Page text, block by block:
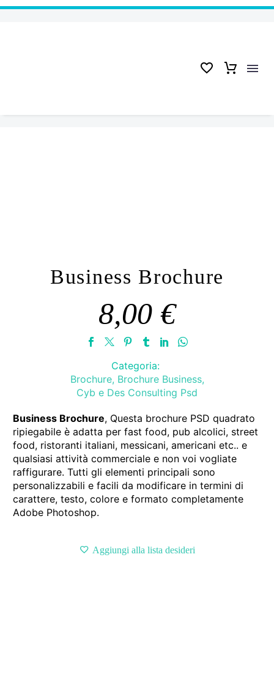
Business Brochure
8,00 €
Categoria:
Brochure, Brochure Business,
Cyb e Des Consulting Psd
Business Brochure, Questa brochure PSD quadrato
ripiegabile è adatta per fast food, pub alcolici, street
food, ristoranti italiani, messicani, americani etc.. e
qualsiasi attività commerciale e non voi vogliate
raffigurare. Tutti gli elementi principali sono
personalizzabili e facili da modificare in termini di
carattere, testo, colore e formato completamente
Adobe Photoshop.
Aggiungi alla lista desideri